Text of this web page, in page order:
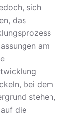
sich
das
am
bei dem
stehen,
die